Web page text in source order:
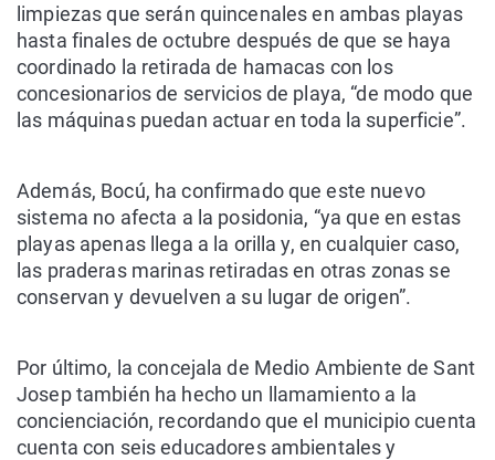
limpiezas que serán quincenales en ambas playas
hasta finales de octubre después de que se haya
coordinado la retirada de hamacas con los
concesionarios de servicios de playa, “de modo que
las máquinas puedan actuar en toda la superficie”.
Además, Bocú, ha confirmado que este nuevo
sistema no afecta a la posidonia, “ya que en estas
playas apenas llega a la orilla y, en cualquier caso,
las praderas marinas retiradas en otras zonas se
conservan y devuelven a su lugar de origen”.
Por último, la concejala de Medio Ambiente de Sant
Josep también ha hecho un llamamiento a la
concienciación, recordando que el municipio cuenta
cuenta con seis educadores ambientales y